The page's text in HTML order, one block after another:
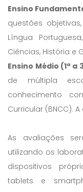
Ensino
questões
Língua
Ciências, História e
Ensino Médio (1ª a
de múltipla
conhecimento
Curricular (BNCC).
As avaliações
utilizando os
dispositivos
tablets e